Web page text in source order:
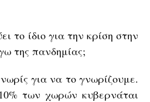
το ίδιο για την κρίση στην
της πανδημίας;
για να το γνωρίζουμε.
των χωρών κυβερνάται